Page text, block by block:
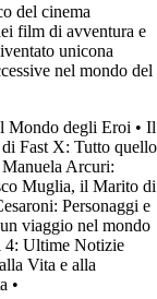
del cinema
film di avventura e
unicona
nel mondo del
Mondo degli Eroi • Il
di Fast X: Tutto quello
Manuela Arcuri:
Muglia, il Marito di
Personaggi e
viaggio nel mondo
4: Ultime Notizie
Vita e alla
•